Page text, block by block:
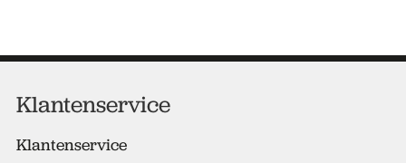
d
s
Klantenservice
Klantenservice